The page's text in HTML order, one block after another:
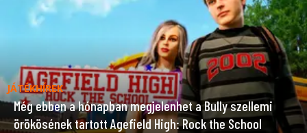
JÁTÉKHÍREK
Még ebben a hónapban megjelenhet a Bully szellemi
örökösének tartott Agefield High: Rock the School